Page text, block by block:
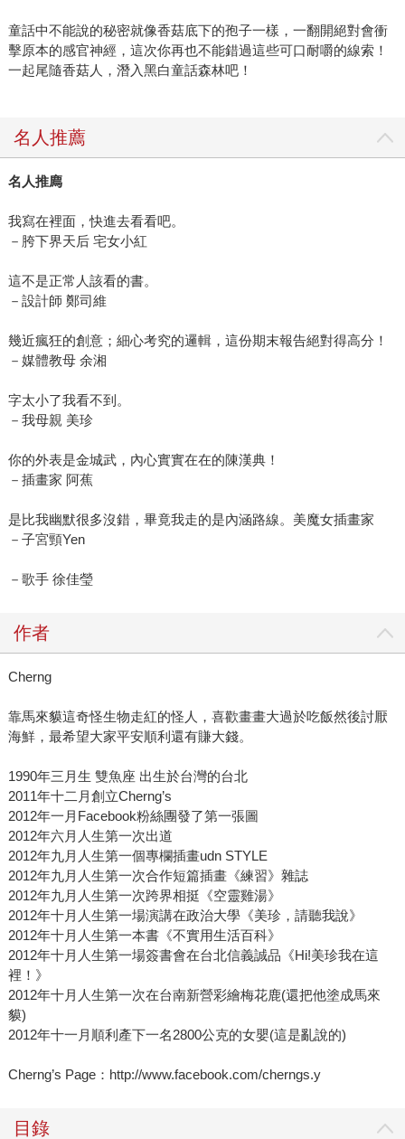
童話中不能說的秘密就像香菇底下的孢子一樣，一翻開絕對會衝
擊原本的感官神經，這次你再也不能錯過這些可口耐嚼的線索！
一起尾隨香菇人，潛入黑白童話森林吧！
名人推薦
名人推廌
我寫在裡面，快進去看看吧。
－胯下界天后 宅女小紅
這不是正常人該看的書。
－設計師 鄭司維
幾近瘋狂的創意；細心考究的邏輯，這份期末報告絕對得高分！
－媒體教母 余湘
字太小了我看不到。
－我母親 美珍
你的外表是金城武，內心實實在在的陳漢典！
－插畫家 阿蕉
是比我幽默很多沒錯，畢竟我走的是內涵路線。美魔女插畫家
－子宮頸Yen
－歌手 徐佳瑩
作者
Cherng
靠馬來貘這奇怪生物走紅的怪人，喜歡畫畫大過於吃飯然後討厭
海鮮，最希望大家平安順利還有賺大錢。
1990年三月生 雙魚座 出生於台灣的台北
2011年十二月創立Cherng’s
2012年一月Facebook粉絲團發了第一張圖
2012年六月人生第一次出道
2012年九月人生第一個專欄插畫udn STYLE
2012年九月人生第一次合作短篇插畫《練習》雜誌
2012年九月人生第一次跨界相挺《空靈雞湯》
2012年十月人生第一場演講在政治大學《美珍，請聽我說》
2012年十月人生第一本書《不實用生活百科》
2012年十月人生第一場簽書會在台北信義誠品《Hi!美珍我在這
裡！》
2012年十月人生第一次在台南新營彩繪梅花鹿(還把他塗成馬來
貘)
2012年十一月順利產下一名2800公克的女嬰(這是亂說的)
Cherng’s Page：http://www.facebook.com/cherngs.y
目錄